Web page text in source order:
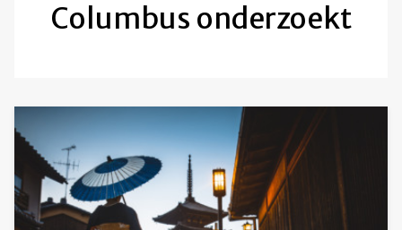
Columbus onderzoekt